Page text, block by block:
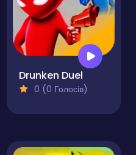
Drunken Duel
0 (0 Голосів)